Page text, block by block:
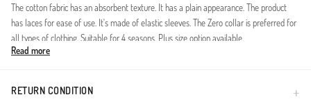
The cotton fabric has an absorbent texture. It has a plain appearance. The product
has laces for ease of use. It's made of elastic sleeves. The Zero collar is preferred for
all types of clothing. Suitable for 4 seasons. Plus size option available.
Dit bijzondere stuk valt op door zijn natuurlijke textuur en elegante ontwerp en
van hoogwaardige natuurlijke garens en laat je huid ademen, wat een gevoel van
Read more
RETURN CONDITION